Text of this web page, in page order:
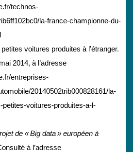
technos-
la-france-championne-du-
voitures produites à l’étranger.
2014, à l’adresse
entreprises-
20140502trib000828161/la-
petites-voitures-produites-a-l-
de « Big data » européen à
à l’adresse